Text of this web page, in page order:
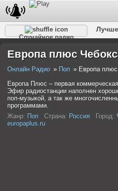
Случайное радио
Разговорное
Рэп Транс
Европа плюс
Онлайн Радио Поп
Европа
Европа Плюс – первая
Эфир радиостанции наполнен
поп-музыкой, а так же
программами.
Жанр: Поп Страна: Россия Город:
europaplus.ru